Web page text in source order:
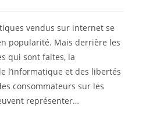
vendus sur internet se
popularité. Mais derrière les
qui sont faites, la
l’informatique et des libertés
consommateurs sur les
représenter…